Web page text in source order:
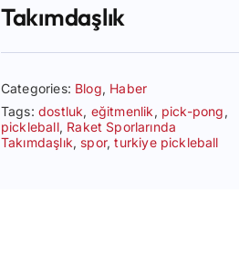
Takımdaşlık
Categories: Blog, Haber
Tags:dostluk, eğitmenlik , pick-pong ,
pickleball, Raket Sporlarında
Takımdaşlık, spor,turkiye pickleball